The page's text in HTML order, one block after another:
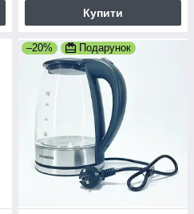
Купити
–20% Подарунок